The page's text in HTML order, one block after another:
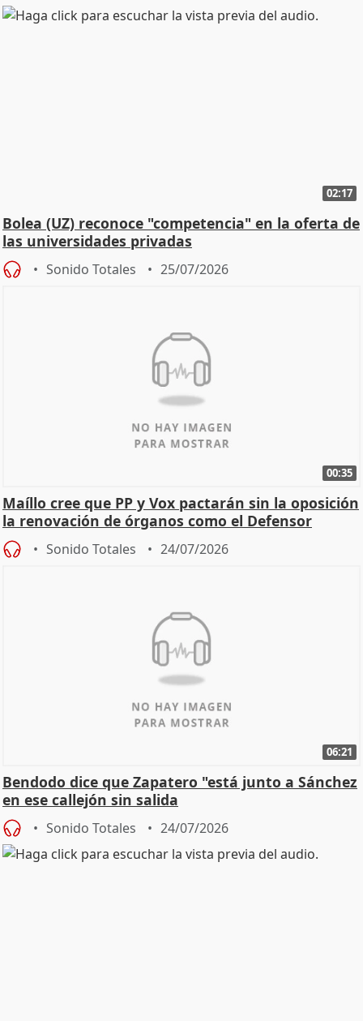
02:17
Bolea (UZ) reconoce "competencia" en la oferta de
las universidades privadas
Sonido Totales 25/07/2026
00:35
Maíllo cree que PP y Vox pactarán sin la oposición
la renovación de órganos como el Defensor
Sonido Totales 24/07/2026
06:21
Bendodo dice que Zapatero "está junto a Sánchez
en ese callejón sin salida
Sonido Totales 24/07/2026